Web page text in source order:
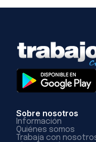
Sobre nosotros
Información
Quiénes somos
Trabaja con